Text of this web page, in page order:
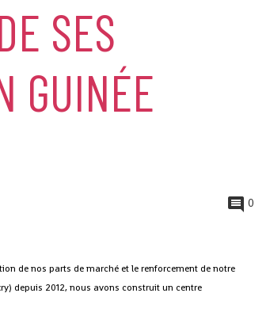
SES
GUINÉE
0
de nos parts de marché et le renforcement de notre
depuis 2012, nous avons construit un centre